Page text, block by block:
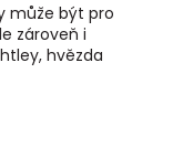
může být pro
zároveň i
hvězda